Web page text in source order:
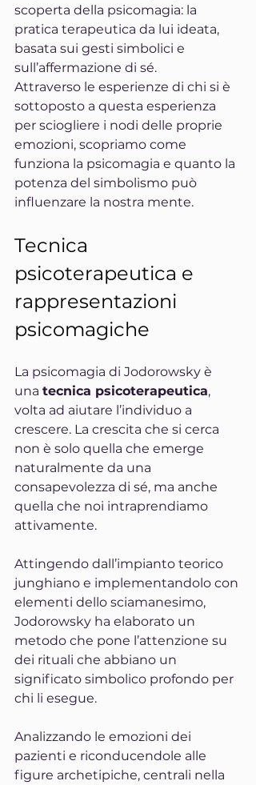
scoperta della psicomagia: la
pratica terapeutica da lui ideata,
basata sui gesti simbolici e
sull’affermazione di sé.
Attraverso le esperienze di chi si è
sottoposto a questa esperienza
per sciogliere i nodi delle proprie
emozioni, scopriamo come
funziona la psicomagia e quanto la
potenza del simbolismo può
influenzare la nostra mente.
Tecnica
psicoterapeutica e
rappresentazioni
psicomagiche
La psicomagia di Jodorowsky è
una tecnica psicoterapeutica,
volta ad aiutare l’individuo a
crescere. La crescita che si cerca
non è solo quella che emerge
naturalmente da una
consapevolezza di sé, ma anche
quella che noi intraprendiamo
attivamente.
Attingendo dall’impianto teorico
junghiano e implementandolo con
elementi dello sciamanesimo,
Jodorowsky ha elaborato un
metodo che pone l’attenzione su
dei rituali che abbiano un
significato simbolico profondo per
chi li esegue.
Analizzando le emozioni dei
pazienti e riconducendole alle
figure archetipiche, centrali nella